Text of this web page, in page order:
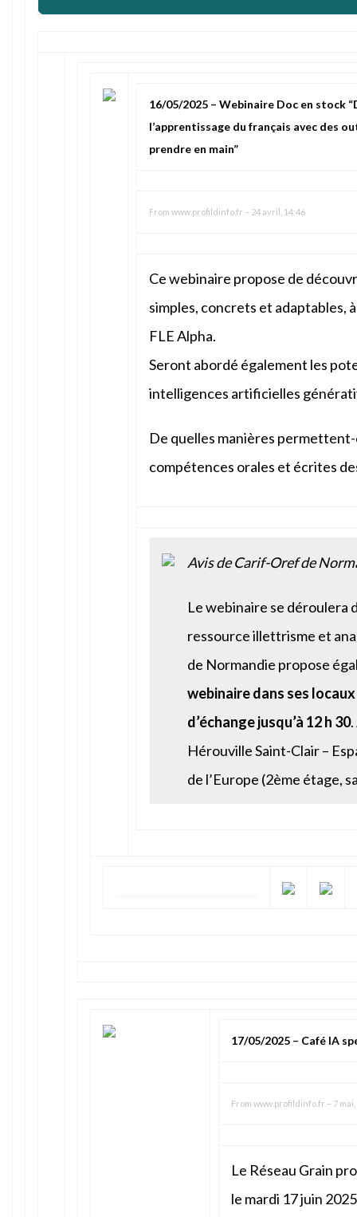
16/05/2025 – Webinaire Doc en stock
l’apprentissage du français avec des
prendre en main”
From www.profildinfo.fr – 24 avril, 14:46
Ce webinaire propose de
simples, concrets et adaptables,
FLE Alpha.
Seront abordé également les
intelligences artificielles
De quelles manières
compétences orales et écrites
Avis de Carif-Oref de
Le webinaire se déroulera
ressource illettrisme et
de Normandie propose
webinaire dans ses
d’échange jusqu’à 12 h 30
Hérouville Saint-Clair –
de l’Europe (2ème étage,
17/05/2025 – Café IA
From www.profildinfo.fr – 7
Le Réseau Grain
le mardi 17 juin